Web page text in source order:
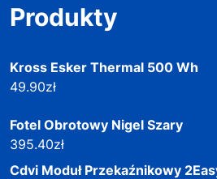
Produkty
Kross Esker Thermal 500 Wh
49.90zł
Fotel Obrotowy Nigel Szary
395.40zł
Cdvi Moduł Przekaźnikowy